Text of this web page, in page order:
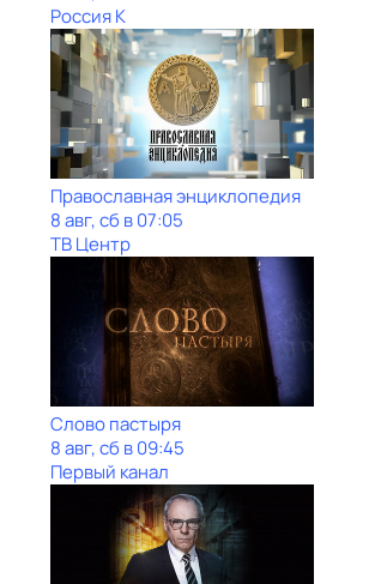
Россия К
Православная энциклопедия
8 авг, сб в 07:05
ТВ Центр
Слово пастыря
8 авг, сб в 09:45
Первый канал